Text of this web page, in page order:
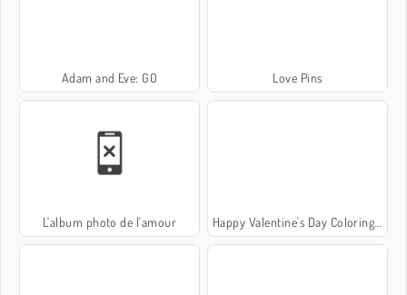
Adam and Eve: GO Love Pins
L'album photo de l'amour Happy Valentine's Day Coloring Book